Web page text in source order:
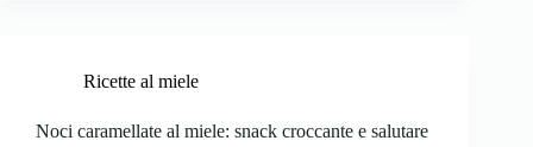
Ricette al miele
Noci caramellate al miele: snack croccante e salutare